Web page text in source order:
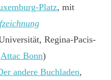
Platz, mit
, Regina-Pacis-
Attac Bonn)
andere Buchladen,